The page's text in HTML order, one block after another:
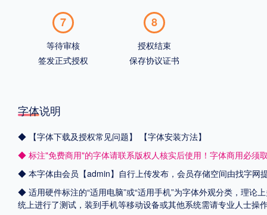
7
等待审核
签发正式授权
8
授权结束
保存协议证书
字体说明
◆ 【字体下载及授权常见问题】
【字体安装方法】
◆ 标注"免费商用"的字体请联系版权人核实后使用！字体商用必须
◆ 本字体由会员【admin】自行上传发布，会员存储空间由找字网
◆ 适用硬件标注的“适用电脑”或“适用手机”为字体外观分类，理论
统上进行了测试，装到手机等移动设备或其他系统需请专业人士